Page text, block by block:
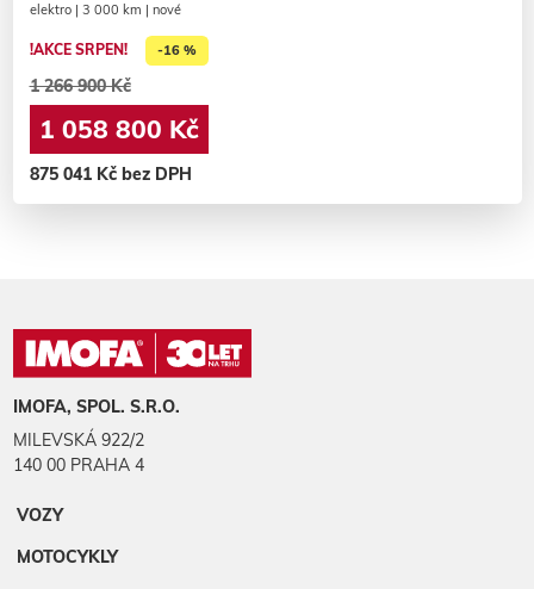
elektro | 3 000 km | nové
!AKCE SRPEN! -16 %
1 266 900 Kč
1 058 800 Kč
875 041 Kč bez DPH
IMOFA, SPOL. S.R.O.
MILEVSKÁ 922/2
140 00 PRAHA 4
VOZY
MOTOCYKLY